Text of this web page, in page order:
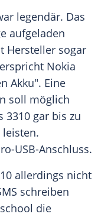
legendär. Das
aufgeladen
Hersteller sogar
Nokia
Akku". Eine
soll möglich
3310 gar bis zu
USB-Anschluss.
allerdings nicht
schreiben
die